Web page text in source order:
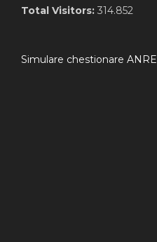
Total Visitors: 314.852
Simulare chestionare ANRE